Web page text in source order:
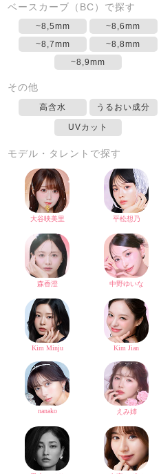
ベースカーブ（BC）で探す
~8,5mm
~8,6mm
~8,7mm
~8,8mm
~8,9mm
その他
高含水 うるおい成分
UVカット
モデル・タレントで探す